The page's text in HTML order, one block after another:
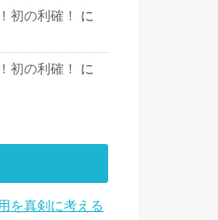
初の利確！
に
初の利確！
に
を真剣に考える